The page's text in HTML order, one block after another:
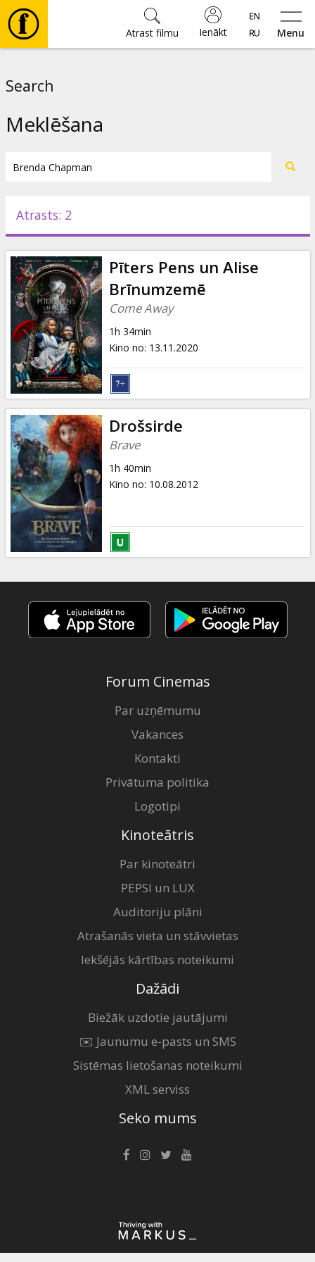
Menu
Ienākt
Atrast filmu
Pasākumi
Ziņas
Dāvanu
kartes
Uzkodas
B2B
Kino
Klubs
Search
Meklēšana
Atrasts: 2
Pīters Pens un Alise
Brīnumzemē
Come Away
1h 34min
Kino no: 13.11.2020
Drošsirde
Brave
1h 40min
Kino no: 10.08.2012
Forum Cinemas
Par uzņēmumu
Vakances
Kontakti
Privātuma politika
Logotipi
Kinoteātris
Par kinoteātri
PEPSI un LUX
Auditoriju plāni
Atrašanās vieta un stāvvietas
Iekšējās kārtības noteikumi
Dažādi
Biežāk uzdotie jautājumi
✉️ Jaunumu e-pasts un SMS
Sistēmas lietošanas noteikumi
XML serviss
Seko mums